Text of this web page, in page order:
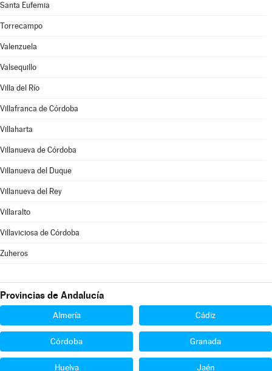
Santa Eufemia
Torrecampo
Valenzuela
Valsequillo
Villa del Río
Villafranca de Córdoba
Villaharta
Villanueva de Córdoba
Villanueva del Duque
Villanueva del Rey
Villaralto
Villaviciosa de Córdoba
Zuheros
Provincias de Andalucía
Almería Cádiz
Córdoba Granada
Huelva Jaén